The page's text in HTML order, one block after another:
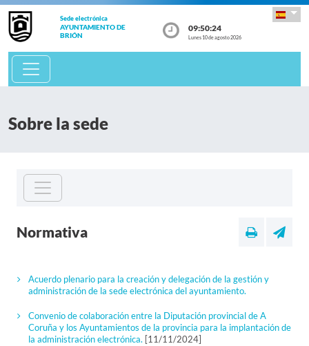
Sede electrónica
AYUNTAMIENTO DE
BRIÓN
09:50:24
Lunes 10 de agosto 2026
Sobre la sede
Normativa
Acuerdo plenario para la creación y delegación de la gestión y
administración de la sede electrónica del ayuntamiento.
Convenio de colaboración entre la Diputación provincial de A
Coruña y los Ayuntamientos de la provincia para la implantación de
la administración electrónica. [11/11/2024]